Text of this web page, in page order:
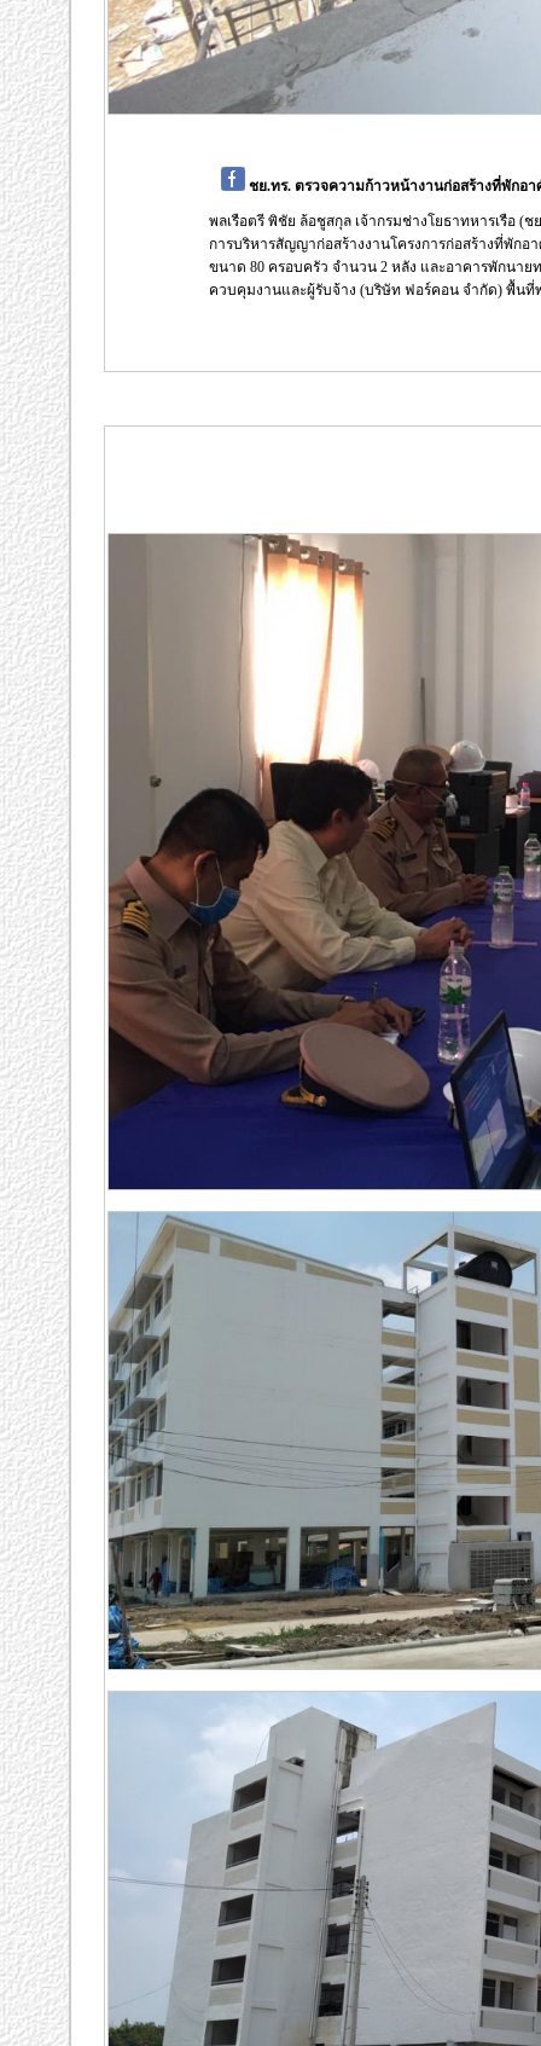
ชย.ทร. ตรวจความก้าวหน้างานก่อสร้างที่พักอ
พลเรือตรี พิชัย ล้อชูสกุล เจ้ากรมช่างโยธาทหารเรือ
การบริหารสัญญาก่อสร้างงานโครงการก่อสร้างที่พัก
ขนาด 80 ครอบครัว จำนวน 2 หลัง และอาคารพักนา
ควบคุมงานและผู้รับจ้าง (บริษัท ฟอร์คอน จำกัด) พื้นที่